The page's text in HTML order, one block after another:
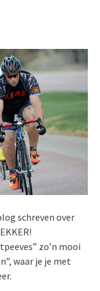
schreven over
zo’n mooi
waar je je met